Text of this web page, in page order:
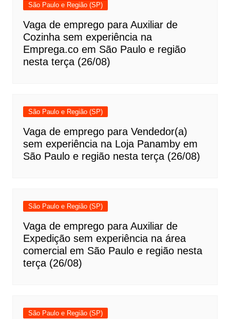
São Paulo e Região (SP)
Vaga de emprego para Auxiliar de
Cozinha sem experiência na
Emprega.co em São Paulo e região
nesta terça (26/08)
São Paulo e Região (SP)
Vaga de emprego para Vendedor(a)
sem experiência na Loja Panamby em
São Paulo e região nesta terça (26/08)
São Paulo e Região (SP)
Vaga de emprego para Auxiliar de
Expedição sem experiência na área
comercial em São Paulo e região nesta
terça (26/08)
São Paulo e Região (SP)